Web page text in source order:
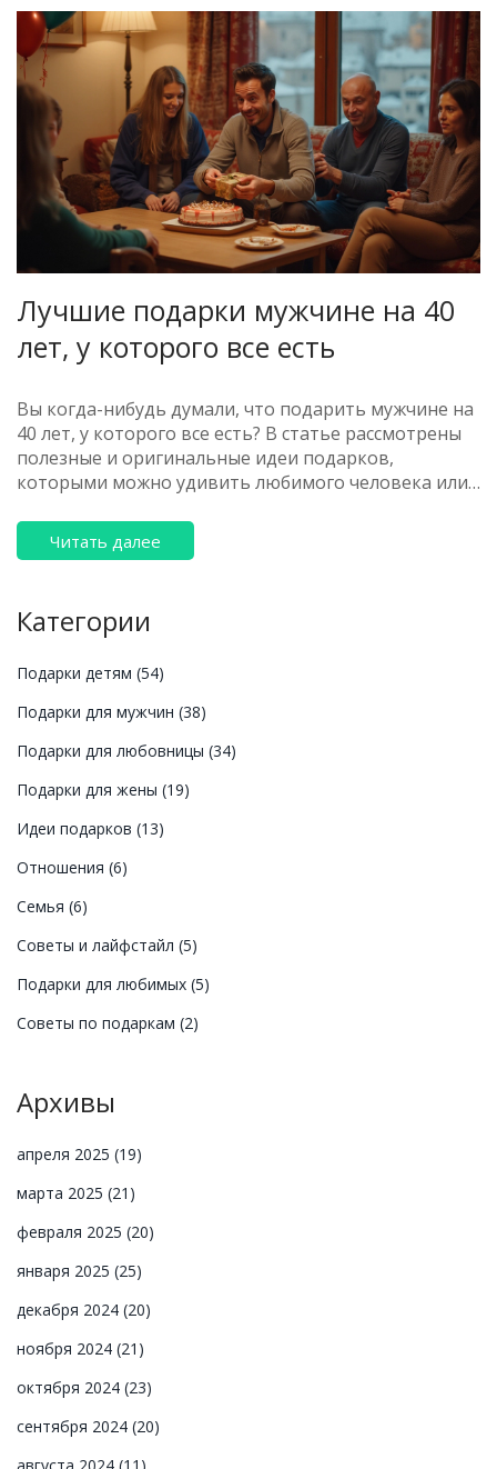
чтобы подарок запомнился и радовал. В статье
даны рекомендации и идеи для подбора
идеального презента.
Лучшие подарки мужчине на 40
лет, у которого все есть
Вы когда-нибудь думали, что подарить мужчине на
40 лет, у которого все есть? В статье рассмотрены
полезные и оригинальные идеи подарков,
которыми можно удивить любимого человека или
и запоминающееся.
Читать далее
Категории
Подарки детям (54)
Подарки для мужчин (38)
Подарки для любовницы (34)
Подарки для жены (19)
Идеи подарков (13)
Отношения (6)
Семья (6)
Советы и лайфстайл (5)
Подарки для любимых (5)
Советы по подаркам (2)
Архивы
апреля 2025 (19)
марта 2025 (21)
февраля 2025 (20)
января 2025 (25)
декабря 2024 (20)
ноября 2024 (21)
октября 2024 (23)
сентября 2024 (20)
августа 2024 (11)